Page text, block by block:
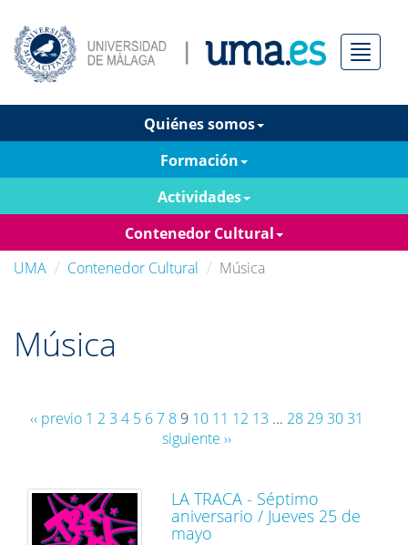
Menú
Quiénes somos
Formación
Actividades
Contenedor Cultural
UMA
Contenedor Cultural Música
Música
‹‹ previo 1 2 3 4 5 67 8 9 10 11 12 13 ... 28 29 3031
siguiente ››
LA TRACA - Séptimo
aniversario / Jueves 25 de
mayo